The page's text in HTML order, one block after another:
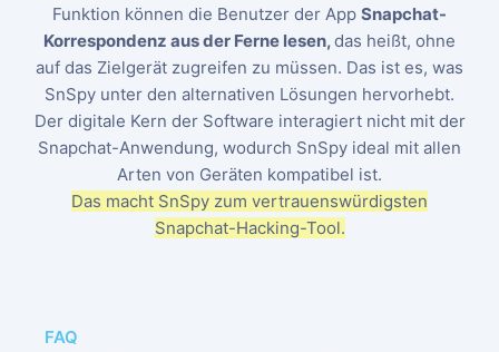
Funktion können die Benutzer der App Snapchat-
Korrespondenz aus der Ferne lesen,das heißt, ohne
auf das Zielgerät zugreifen zu müssen. Das ist es, was
SnSpy unter den alternativen Lösungen hervorhebt.
Der digitale Kern der Software interagiert nicht mit der
Snapchat-Anwendung, wodurch SnSpy ideal mit allen
Arten von Geräten kompatibel ist.
Das macht SnSpy zum vertrauenswürdigsten
Snapchat-Hacking-Tool.
FAQ